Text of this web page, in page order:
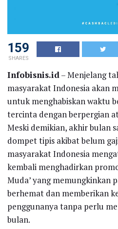
159
SHARES
Infobisnis.id – Menjelang
masyarakat Indonesia akan
untuk menghabiskan waktu
tercinta dengan berpergian
Meski demikian, akhir bulan
dompet tipis akibat belum
masyarakat Indonesia
kembali menghadirkan
Muda’ yang memungkinkan
berhemat dan memberikan
penggunanya tanpa perlu
bulan.